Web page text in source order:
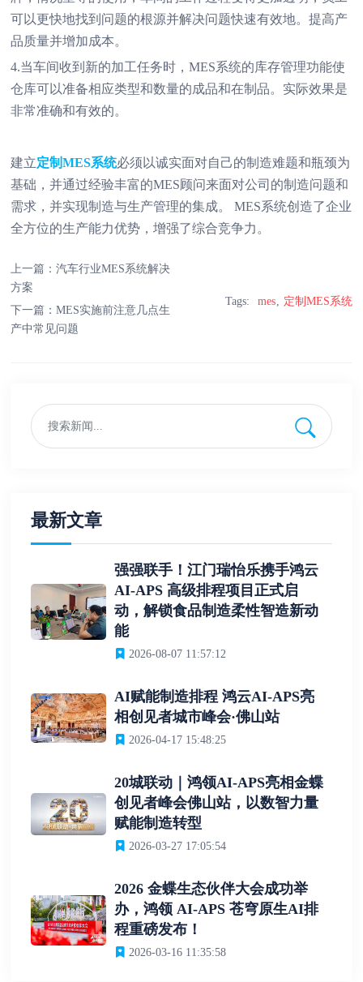
可以更快地找到问题的根源并解决问题快速有效地。提高产
品质量并增加成本。
4.当车间收到新的加工任务时，MES系统的库存管理功能使
仓库可以准备相应类型和数量的成品和在制品。实际效果是
非常准确和有效的。
建立定制MES系统必须以诚实面对自己的制造难题和瓶颈为
基础，并通过经验丰富的MES顾问来面对公司的制造问题和
需求，并实现制造与生产管理的集成。 MES系统创造了企业
全方位的生产能力优势，增强了综合竞争力。
上一篇：汽车行业MES系统解决
方案
下一篇：MES实施前注意几点生
产中常见问题
Tags: mes 定制MES系统​
最新文章
强强联手！江门瑞怡乐携手鸿云
AI-APS 高级排程项目正式启
动，解锁食品制造柔性智造新动
能
2026-08-07 11:57:12
AI赋能制造排程 鸿云AI-APS亮
相创见者城市峰会·佛山站
2026-04-17 15:48:25
20城联动｜鸿领AI-APS亮相金蝶
创见者峰会佛山站，以数智力量
赋能制造转型
2026-03-27 17:05:54
2026 金蝶生态伙伴大会成功举
办，鸿领 AI-APS 苍穹原生AI排
程重磅发布！
2026-03-16 11:35:58